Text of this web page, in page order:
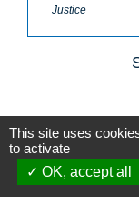
Justice
N° utiles
This site uses
to activate
OK, accept all